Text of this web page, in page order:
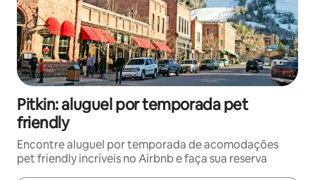
Pitkin: aluguel por temporada pet
friendly
Encontre aluguel por temporada de acomodações
pet friendly incríveis no Airbnb e faça sua reserva